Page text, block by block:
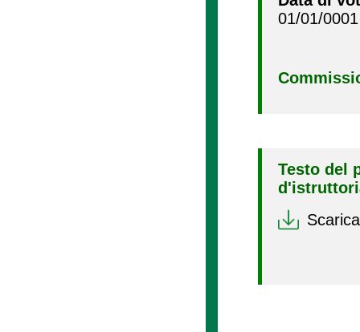
01/01/0001
Testo del